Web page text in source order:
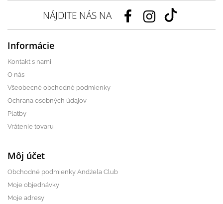
NÁJDITE NÁS NA
Informácie
Kontakt s nami
O nás
Všeobecné obchodné podmienky
Ochrana osobných údajov
Platby
Vrátenie tovaru
Môj účet
Obchodné podmienky Andżela Club
Moje objednávky
Moje adresy